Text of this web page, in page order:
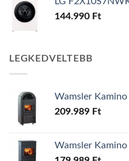
144.990 Ft
LEGKEDVELTEBB
Wamsler
209.989 Ft
Wamsler